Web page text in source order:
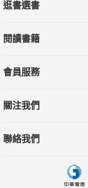
程世嘉｜iKala共同創辦
愛瑞克｜《命定之書》
楊斯棓｜《人生路引》
劉 軒｜Podcaster．作
逛書選書
閱讀書籍
會員服務
關注我們
聯絡我們